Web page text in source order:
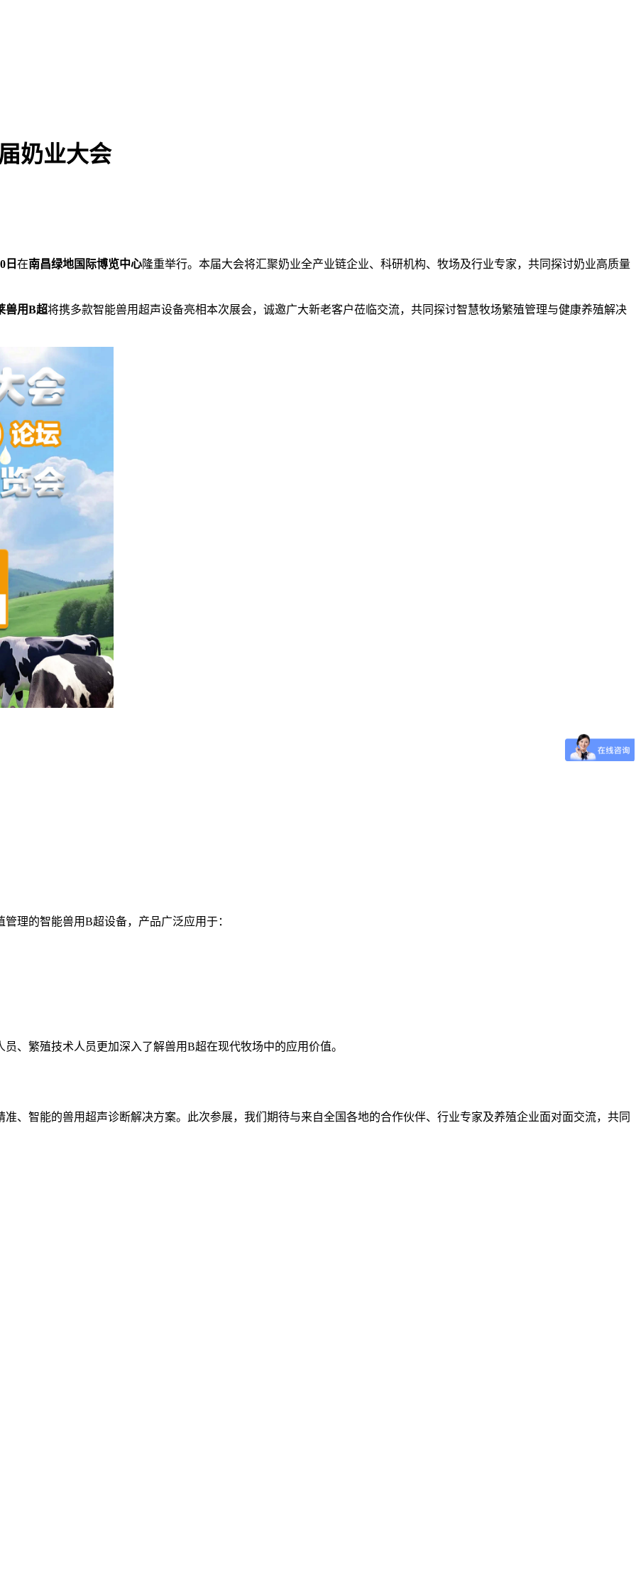
奶业大会
日 在南昌绿地国际博览中心隆重举行。本届大会将汇聚奶业全产业链企业、科研机构、牧场及行业专家，共同探讨奶业高质量
兽用B超将携多款智能兽用超声设备亮相本次展会，诚邀广大新老客户莅临交流，共同探讨智慧牧场繁殖管理与健康养殖解决
理的智能兽用B超设备，产品广泛应用于：
、繁殖技术人员更加深入了解兽用B超在现代牧场中的应用价值。
、智能的兽用超声诊断解决方案。此次参展，我们期待与来自全国各地的合作伙伴、行业专家及养殖企业面对面交流，共同